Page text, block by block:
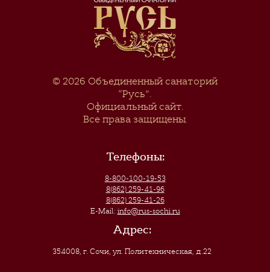
© 2026 Объединенный санаторий
“Русь”.
Официальный сайт.
Все права защищены.
Телефоны:
8-800-100-19-53
8(862) 259-41-96
8(862) 259-41-26
E-Mail: info@rus-sochi.ru
Адрес:
354008, г. Сочи,ул. Политехническая, д.22